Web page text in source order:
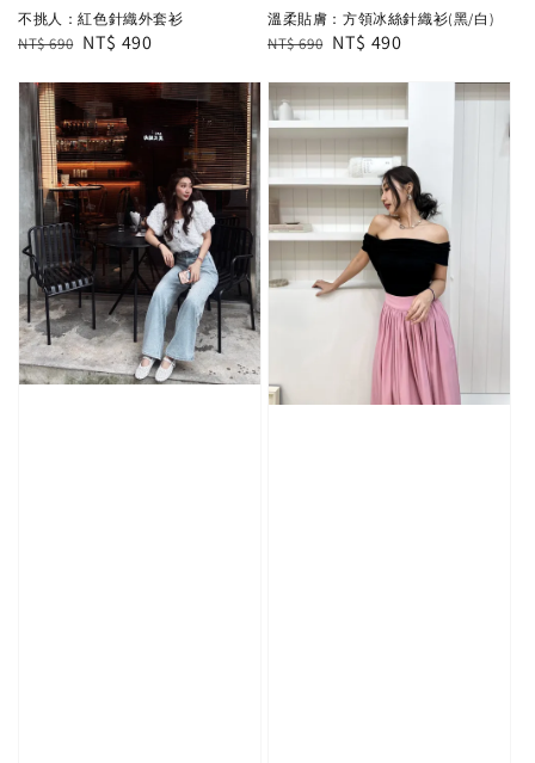
不挑人：紅色針織外套衫
Regular
NT$ 690 Sale
NT$ 490
溫柔貼膚：方領冰絲針織衫(黑/白)
Regular
NT$ 690 Sale
NT$ 490